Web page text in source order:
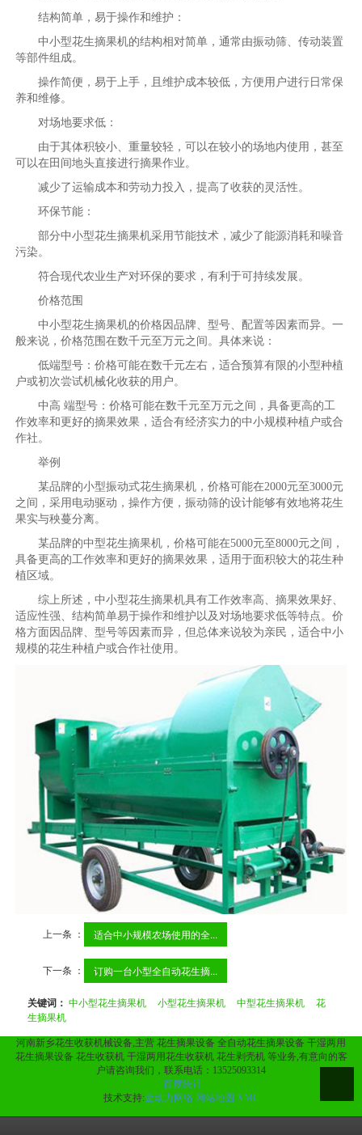
结构简单，易于操作和维护：
中小型花生摘果机的结构相对简单，通常由振动筛、传动装置
等部件组成。
操作简便，易于上手，且维护成本较低，方便用户进行日常保
养和维修。
对场地要求低：
由于其体积较小、重量较轻，可以在较小的场地内使用，甚至
可以在田间地头直接进行摘果作业。
减少了运输成本和劳动力投入，提高了收获的灵活性。
环保节能：
部分中小型花生摘果机采用节能技术，减少了能源消耗和噪音
污染。
符合现代农业生产对环保的要求，有利于可持续发展。
价格范围
中小型花生摘果机的价格因品牌、型号、配置等因素而异。一
般来说，价格范围在数千元至万元之间。具体来说：
低端型号：价格可能在数千元左右，适合预算有限的小型种植
户或初次尝试机械化收获的用户。
中高 端型号：价格可能在数千元至万元之间，具备更高的工
作效率和更好的摘果效果，适合有经济实力的中小规模种植户或合
作社。
举例
某品牌的小型振动式花生摘果机，价格可能在2000元至3000元
之间，采用电动驱动，操作方便，振动筛的设计能够有效地将花生
果实与秧蔓分离。
某品牌的中型花生摘果机，价格可能在5000元至8000元之间，
具备更高的工作效率和更好的摘果效果，适用于面积较大的花生种
植区域。
综上所述，中小型花生摘果机具有工作效率高、摘果效果好、
适应性强、结构简单易于操作和维护以及对场地要求低等特点。价
格方面因品牌、型号等因素而异，但总体来说较为亲民，适合中小
规模的花生种植户或合作社使用。
上一条 ： 适合中小规模农场使用的全...
下一条 ： 订购一台小型全自动花生摘...
关键词：中小型花生摘果机 小型花生摘果机 中型花生摘果机
花
生摘果机
河南新乡花生收获机械设备,主营 花生摘果设备 全自动花生摘果设备 干湿两用
花生摘果设备 花生收获机 干湿两用花生收获机 花生剥壳机 等业务,有意向的客
户请咨询我们，联系电话：13525093314
百度统计
技术支持:金动力网络 网站地图 XML